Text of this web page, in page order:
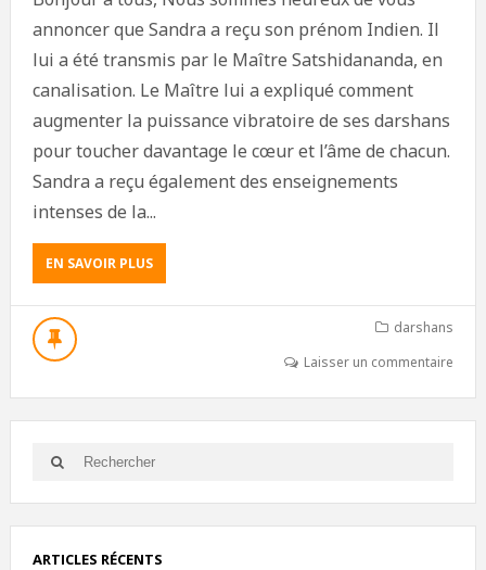
annoncer que Sandra a reçu son prénom Indien. Il
lui a été transmis par le Maître Satshidananda, en
canalisation. Le Maître lui a expliqué comment
augmenter la puissance vibratoire de ses darshans
pour toucher davantage le cœur et l’âme de chacun.
Sandra a reçu également des enseignements
intenses de la...
EN SAVOIR PLUS
darshans
Laisser un commentaire
ARTICLES RÉCENTS